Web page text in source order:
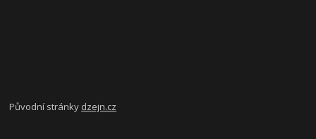
Původní stránky dzejn.cz